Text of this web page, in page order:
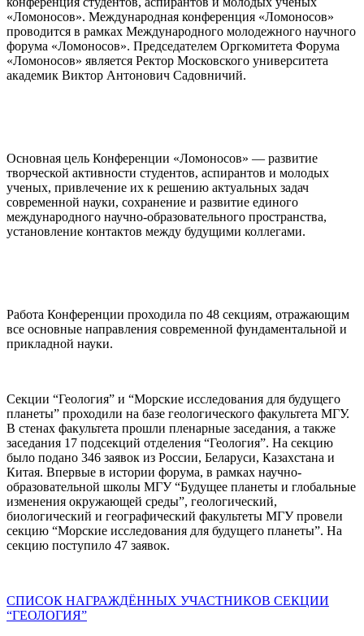
«Ломоносов». Международная конференция «Ломоносов»
проводится в рамках Международного молодежного научного
форума «Ломоносов». Председателем Оргкомитета Форума
«Ломоносов» является Ректор Московского университета
академик Виктор Антонович Садовничий.
Основная цель Конференции «Ломоносов» — развитие
творческой активности студентов, аспирантов и молодых
ученых, привлечение их к решению актуальных задач
современной науки, сохранение и развитие единого
международного научно-образовательного пространства,
установление контактов между будущими коллегами.
Работа Конференции проходила по 48 секциям, отражающим
все основные направления современной фундаментальной и
прикладной науки.
Секции “Геология” и “Морские исследования для будущего
планеты” проходили на базе геологического факультета МГУ.
В стенах факультета прошли пленарные заседания, а также
заседания 17 подсекций отделения “Геология”. На секцию
было подано 346 заявок из России, Беларуси, Казахстана и
Китая. Впервые в истории форума, в рамках научно-
образовательной школы МГУ “Будущее планеты и глобальные
изменения окружающей среды”, геологический,
биологический и географический факультеты МГУ провели
секцию “Морские исследования для будущего планеты”. На
секцию поступило 47 заявок.
СПИСОК НАГРАЖДЁННЫХ УЧАСТНИКОВ СЕКЦИИ
“ГЕОЛОГИЯ”